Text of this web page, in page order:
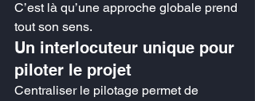
C’est là qu’une approche globale prend
tout son sens.
Un interlocuteur unique pour
piloter le projet
Centraliser le pilotage permet de